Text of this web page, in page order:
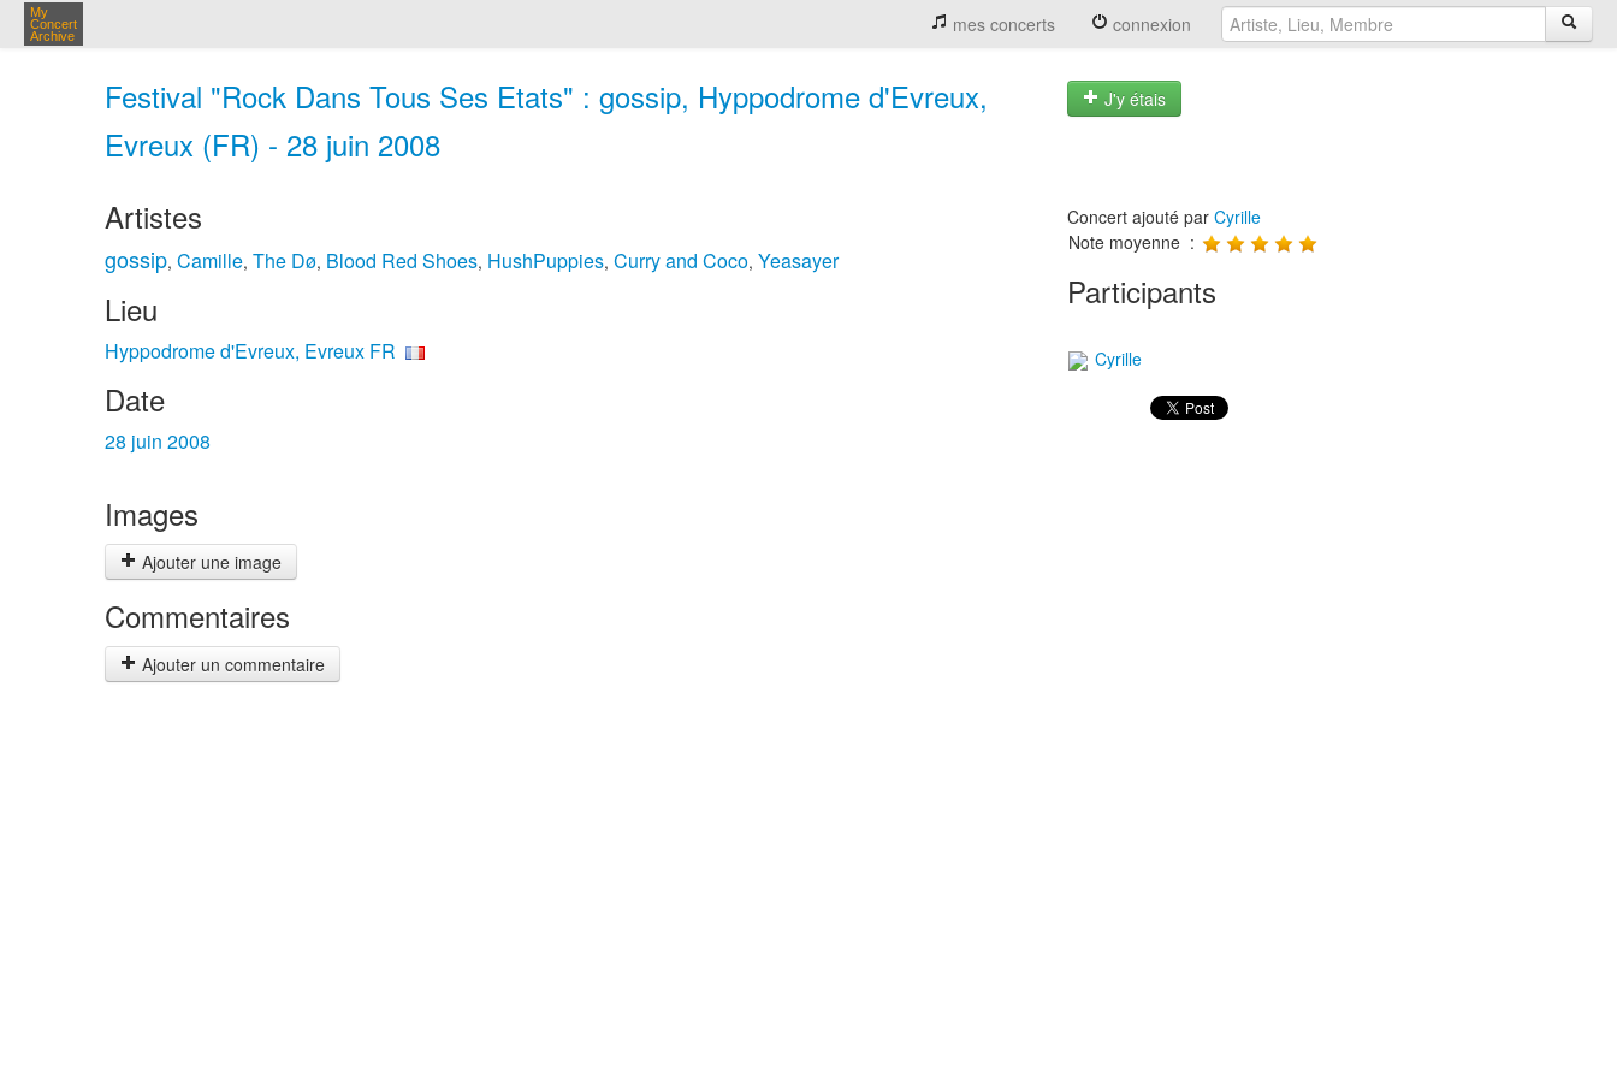
My
Concert
Archive
mes concerts connexion
Festival "Rock Dans Tous Ses Etats" : gossip, Hyppodrome d'Evreux,
Evreux (FR) - 28 juin 2008
J'y étais
Artistes
gossip, Camille, The Dø, Blood Red Shoes, HushPuppies, Curry and Coco, Yeasayer
Lieu
Hyppodrome d'Evreux, Evreux FR
Date
28 juin 2008
Images
Ajouter une image
Commentaires
Ajouter un commentaire
Concert ajouté par Cyrille
Note moyenne :
Participants
Cyrille